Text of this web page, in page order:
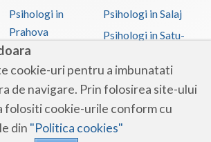
cookie-uri pentru a imbunatati
de navigare. Prin folosirea site-ului
folositi cookie-urile conform cu
din "Politica cookies"
Psihologi in
Prahova
Psihologi in Salaj
Psihologi in Satu-
Psihologi in
Suceava
Psihologi in
Teleorman
Psihologi in Tulcea Psihologi in Valcea
Psihologi in